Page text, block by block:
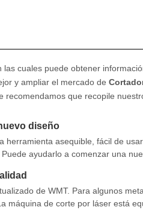
las cuales puede obtener
y ampliar el mercado de
recomendamos que recopile
diseño
asequible, fácil de
ayudarlo a comenzar una
de WMT. Para algunos
máquina de corte por láser está